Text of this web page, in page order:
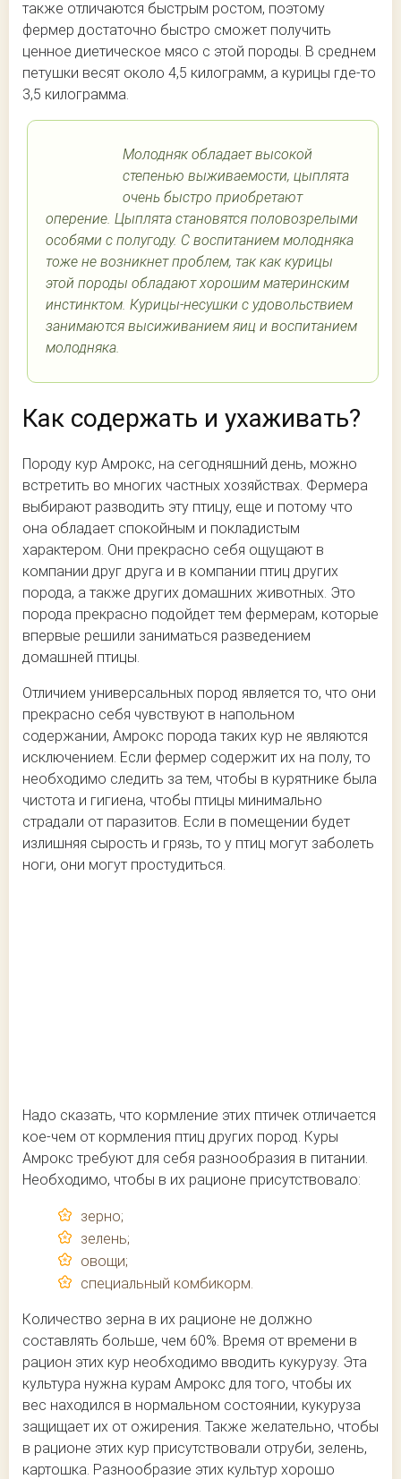
также отличаются быстрым ростом, поэтому
фермер достаточно быстро сможет получить
ценное диетическое мясо с этой породы. В среднем
петушки весят около 4,5 килограмм, а курицы где-то
3,5 килограмма.
Молодняк обладает высокой
степенью выживаемости, цыплята
очень быстро приобретают
оперение. Цыплята становятся половозрелыми
особями с полугоду. С воспитанием молодняка
тоже не возникнет проблем, так как курицы
этой породы обладают хорошим материнским
инстинктом. Курицы-несушки с удовольствием
занимаются высиживанием яиц и воспитанием
молодняка.
Как содержать и ухаживать?
Породу кур Амрокс, на сегодняшний день, можно
встретить во многих частных хозяйствах. Фермера
выбирают разводить эту птицу, еще и потому что
она обладает спокойным и покладистым
характером. Они прекрасно себя ощущают в
компании друг друга и в компании птиц других
порода, а также других домашних животных. Это
порода прекрасно подойдет тем фермерам, которые
впервые решили заниматься разведением
домашней птицы.
Отличием универсальных пород является то, что они
прекрасно себя чувствуют в напольном
содержании, Амрокс порода таких кур не являются
исключением. Если фермер содержит их на полу, то
необходимо следить за тем, чтобы в курятнике была
чистота и гигиена, чтобы птицы минимально
страдали от паразитов. Если в помещении будет
излишняя сырость и грязь, то у птиц могут заболеть
ноги, они могут простудиться.
Надо сказать, что кормление этих птичек отличается
кое-чем от кормления птиц других пород. Куры
Амрокс требуют для себя разнообразия в питании.
Необходимо, чтобы в их рационе присутствовало:
зерно;
зелень;
овощи;
специальный комбикорм.
Количество зерна в их рационе не должно
составлять больше, чем 60%. Время от времени в
рацион этих кур необходимо вводить кукурузу. Эта
культура нужна курам Амрокс для того, чтобы их
вес находился в нормальном состоянии, кукуруза
защищает их от ожирения. Также желательно, чтобы
в рационе этих кур присутствовали отруби, зелень,
картошка. Разнообразие этих культур хорошо